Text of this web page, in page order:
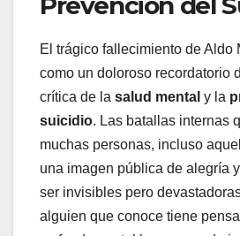
El trágico fallecimiento de Aldo
como un doloroso recordatorio
crítica de la salud mental y la
suicidio. Las batallas internas
muchas personas, incluso
una imagen pública de alegría
ser invisibles pero
alguien que conoce tiene